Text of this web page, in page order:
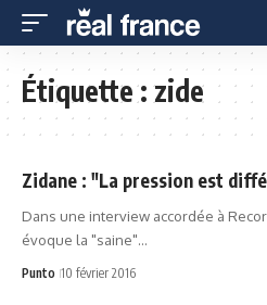
Étiquette :zide
Zidane : "La pression est
Dans une interview accordée à
évoque la "saine"…
Punto 10 février 2016